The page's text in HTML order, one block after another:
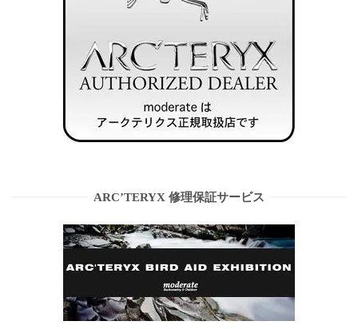
ARC’TERYX 修理保証サービス